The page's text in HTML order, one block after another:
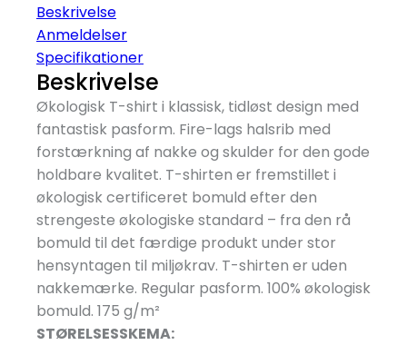
Beskrivelse
Anmeldelser
Specifikationer
Beskrivelse
Økologisk T-shirt i klassisk, tidløst design med
fantastisk pasform. Fire-lags halsrib med
forstærkning af nakke og skulder for den gode
holdbare kvalitet. T-shirten er fremstillet i
økologisk certificeret bomuld efter den
strengeste økologiske standard – fra den rå
bomuld til det færdige produkt under stor
hensyntagen til miljøkrav. T-shirten er uden
nakkemærke. Regular pasform. 100% økologisk
bomuld. 175 g/m²
STØRELSESSKEMA: